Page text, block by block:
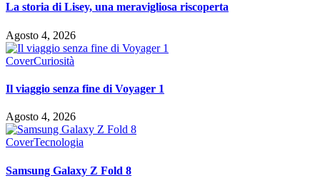
La storia di Lisey, una meravigliosa riscoperta
Agosto 4, 2026
CoverCuriosità
Il viaggio senza fine di Voyager 1
Agosto 4, 2026
CoverTecnologia
Samsung Galaxy Z Fold 8